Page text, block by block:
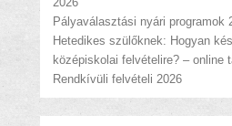
Pályaválasztási nyári programok
Hetedikes szülőknek: Hogyan
középiskolai felvételire? – online
Rendkívüli felvételi 2026